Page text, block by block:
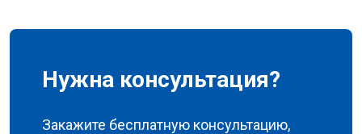
Нужна консультация?
Закажите бесплатную консультацию,